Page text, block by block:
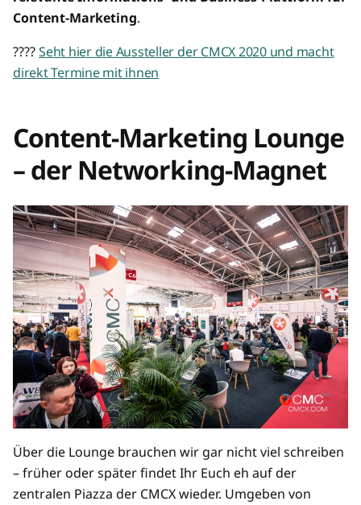
Content-Marketing.
????Seht hier die Aussteller der CMCX 2020 und macht
direkt Termine mit ihnen
Content-Marketing Lounge
– der Networking-Magnet
Über die Lounge brauchen wir gar nicht viel schreiben
– früher oder später findet Ihr Euch eh auf der
zentralen Piazza der CMCX wieder. Umgeben von